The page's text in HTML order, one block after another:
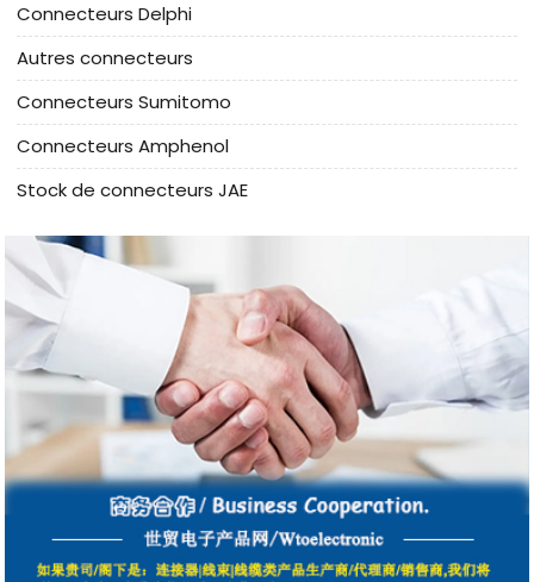
Connecteurs Delphi
Autres connecteurs
Connecteurs Sumitomo
Connecteurs Amphenol
Stock de connecteurs JAE